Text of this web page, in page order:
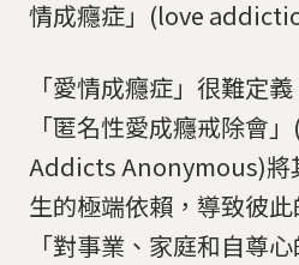
情成癮症」(love
「愛情成癮症」很難定
「匿名性愛成癮戒除會
Addicts Anonymous)將
生的極端依賴，導致彼
「對事業、家庭和自尊